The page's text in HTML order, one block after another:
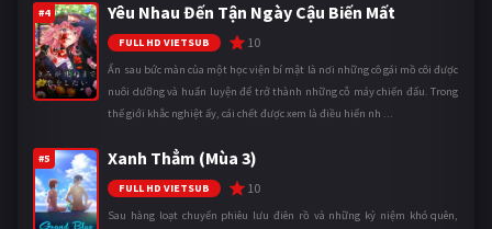
#4 Yêu Nhau Đến Tận Ngày Cậu Biến Mất
FULL HD VIETSUB 10
Ẩn sau bức màn của một học viện bí mật là nơi những cô gái mồ côi được
nuôi dưỡng và huấn luyện để trở thành những cỗ máy chiến đấu. Trong
thế giới khắc nghiệt ấy, cái chết được xem là điều hiển nh ...
#5 Xanh Thẳm (Mùa 3)
FULL HD VIETSUB 10
Sau hàng loạt chuyến phiêu lưu điên rồ và những kỷ niệm khó quên,